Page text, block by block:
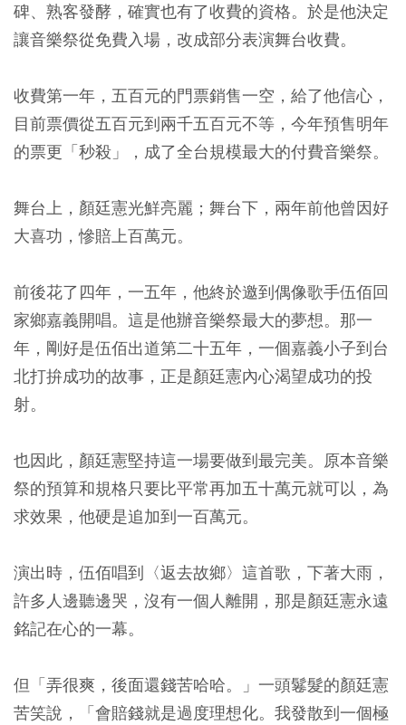
碑、熟客發酵，確實也有了收費的資格。於是他決定
讓音樂祭從免費入場，改成部分表演舞台收費。
收費第一年，五百元的門票銷售一空，給了他信心，
目前票價從五百元到兩千五百元不等，今年預售明年
的票更「秒殺」，成了全台規模最大的付費音樂祭。
舞台上，顏廷憲光鮮亮麗；舞台下，兩年前他曾因好
大喜功，慘賠上百萬元。
前後花了四年，一五年，他終於邀到偶像歌手伍佰回
家鄉嘉義開唱。這是他辦音樂祭最大的夢想。那一
年，剛好是伍佰出道第二十五年，一個嘉義小子到台
北打拚成功的故事，正是顏廷憲內心渴望成功的投
射。
也因此，顏廷憲堅持這一場要做到最完美。原本音樂
祭的預算和規格只要比平常再加五十萬元就可以，為
求效果，他硬是追加到一百萬元。
演出時，伍佰唱到〈返去故鄉〉這首歌，下著大雨，
許多人邊聽邊哭，沒有一個人離開，那是顏廷憲永遠
銘記在心的一幕。
但「弄很爽，後面還錢苦哈哈。」一頭鬈髮的顏廷憲
苦笑說，「會賠錢就是過度理想化。我發散到一個極